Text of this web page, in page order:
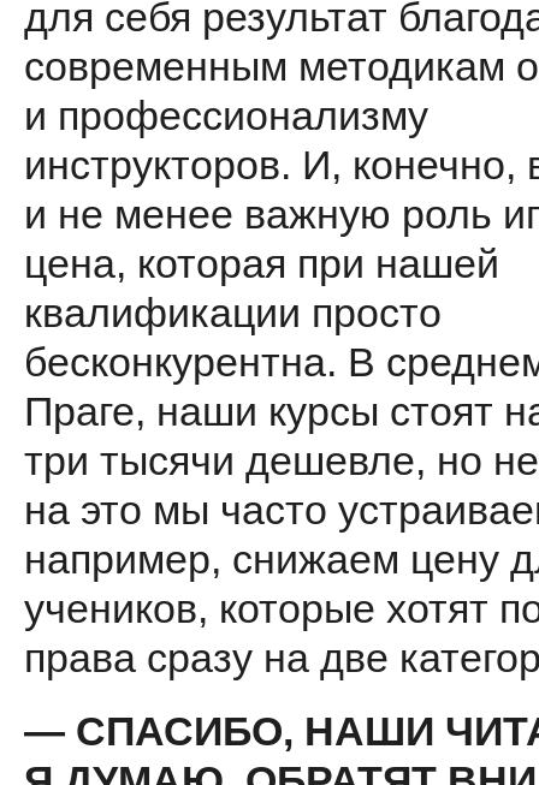
для себя результат
современным методикам
и профессионализму
инструкторов. И, конечно,
и не менее важную роль
цена, которая при нашей
квалификации просто
бесконкурент­на. В
Праге, наши курсы стоят
три тысячи дешевле, но
на это мы часто
например, снижаем цену
учеников, которые хотят
права сразу на две
— СПАСИБО, НАШИ